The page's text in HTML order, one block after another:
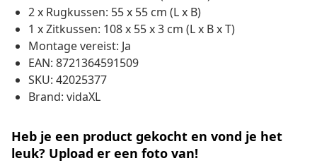
2 x Rugkussen: 55 x 55 cm (L x B)
1 x Zitkussen: 108 x 55 x 3 cm (L x B x T)
Montage vereist: Ja
EAN: 8721364591509
SKU: 42025377
Brand: vidaXL
Heb je een product gekocht en vond je het
leuk? Upload er een foto van!